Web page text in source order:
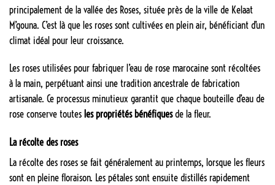
principalement de la vallée des Roses, située près de la ville de Kelaat
M’gouna. C’est là que les roses sont cultivées en plein air, bénéficiant d’un
climat idéal pour leur croissance.
Les roses utilisées pour fabriquer l’eau de rose marocaine sont récoltées
à la main, perpétuant ainsi une tradition ancestrale de fabrication
artisanale. Ce processus minutieux garantit que chaque bouteille d’eau de
rose conserve toutes les propriétés bénéfiquesde la fleur.
La récolte des roses
La récolte des roses se fait généralement au printemps, lorsque les fleurs
sont en pleine floraison. Les pétales sont ensuite distillés rapidement